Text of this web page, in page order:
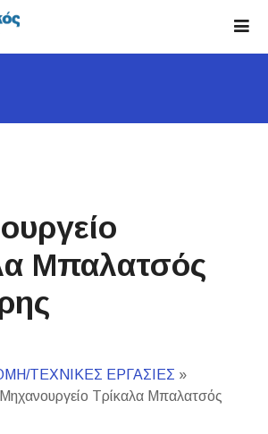
Μπαλατσός
ΤΕΧΝΙΚΕΣ ΕΡΓΑΣΙΕΣ »
Μηχανουργείο Τρίκαλα Μπαλατσός